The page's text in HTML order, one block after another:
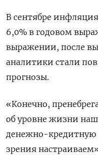
В сентябре
6,0% в годовом
выражении, после
аналитики стали
прогнозы.
«Конечно,
об уровне жизни
денежно-кредитную
зрения